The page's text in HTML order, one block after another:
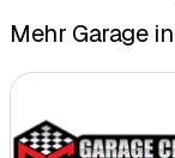
Mehr Garage